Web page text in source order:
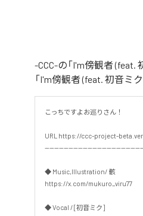
-CCC-の「I'm傍観者
「I'm傍観者 (feat. 初音ミ
こっちですよお巡りさん！
URL https://ccc-project-
◆ Music,Illustration/ 骸
https://x.com/mukuro_viru77
◆ Vocal / [初音ミク]